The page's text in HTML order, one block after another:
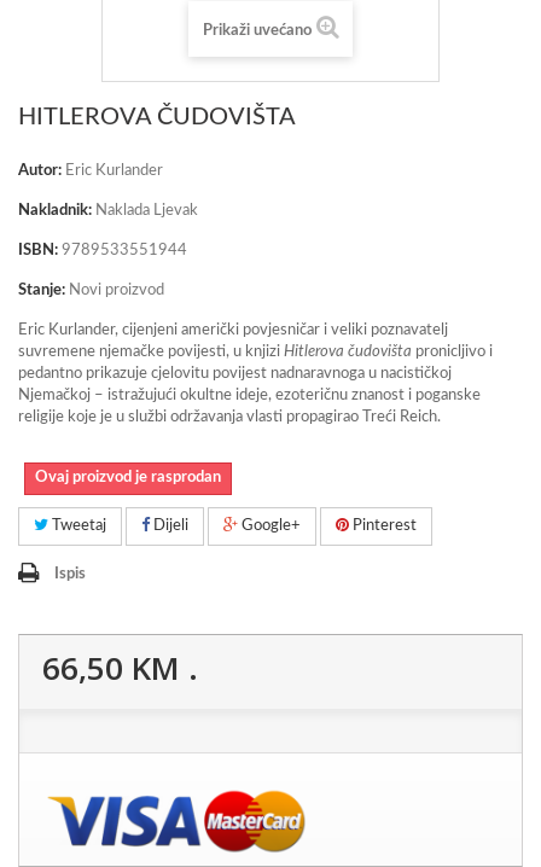
Prikaži uvećano
HITLEROVA ČUDOVIŠTA
Autor: Eric Kurlander
Nakladnik: Naklada Ljevak
ISBN: 9789533551944
Stanje: Novi proizvod
Eric Kurlander, cijenjeni američki povjesničar i veliki poznavatelj
suvremene njemačke povijesti, u knjizi Hitlerova čudovišta pronicljivo i
pedantno prikazuje cjelovitu povijest nadnaravnoga u nacističkoj
Njemačkoj – istražujući okultne ideje, ezoteričnu znanost i poganske
religije koje je u službi održavanja vlasti propagirao Treći Reich.
Ovaj proizvod je rasprodan
Tweetaj Dijeli Google+ Pinterest
Ispis
66,50 KM .